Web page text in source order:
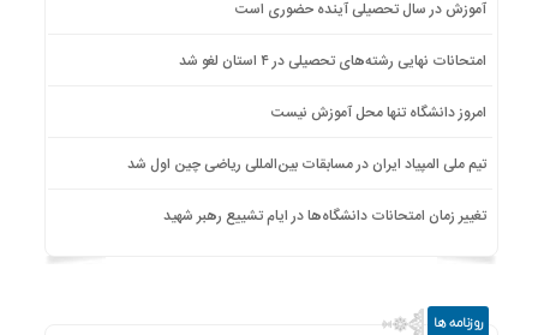
آموزش در سال تحصیلی آینده حضوری است
امتحانات نهایی رشته‌های تحصیلی در ۴ استان لغو شد
امروز دانشگاه تنها محل آموزش نیست
تیم ملی المپیاد ایران در مسابقات بین‌المللی ریاضی چین اول شد
تغییر زمان امتحانات دانشگاه‌ها در ایام تشییع رهبر شهید
روزنامه ها